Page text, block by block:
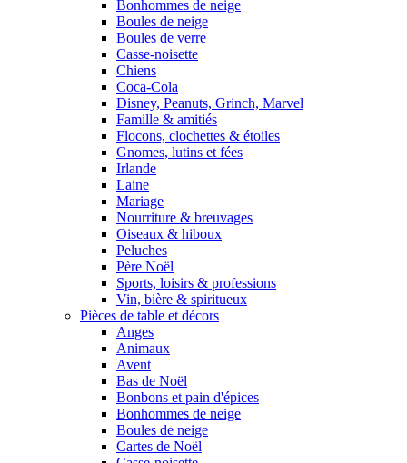
Bonhommes de neige
Boules de neige
Boules de verre
Casse-noisette
Chiens
Coca-Cola
Disney, Peanuts, Grinch, Marvel
Famille & amitiés
Flocons, clochettes & étoiles
Gnomes, lutins et fées
Irlande
Laine
Mariage
Nourriture & breuvages
Oiseaux & hiboux
Peluches
Père Noël
Sports, loisirs & professions
Vin, bière & spiritueux
Pièces de table et décors
Anges
Animaux
Avent
Bas de Noël
Bonbons et pain d'épices
Bonhommes de neige
Boules de neige
Cartes de Noël